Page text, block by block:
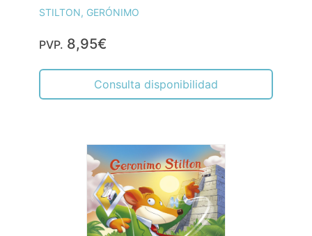
STILTON, GERÓNIMO
PVP. 8,95€
Consulta disponibilidad